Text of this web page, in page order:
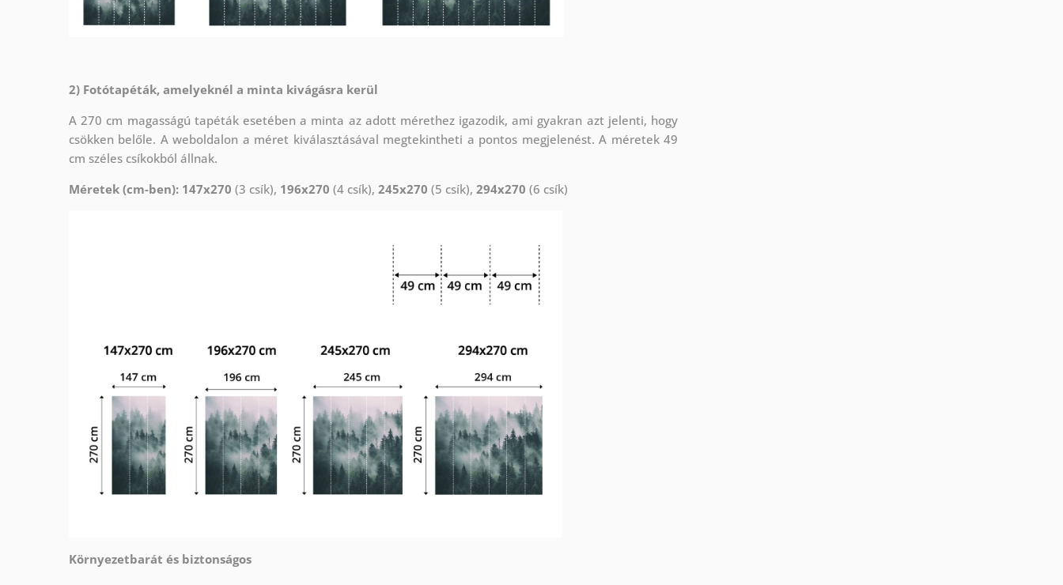
2) Fotótapéták, amelyeknél a minta kivágásra kerül
A 270 cm magasságú tapéták esetében a minta az adott mérethez igazodik, ami gyakran azt jelenti, hogy
csökken belőle. A weboldalon a méret kiválasztásával megtekintheti a pontos megjelenést. A méretek 49
cm széles csíkokból állnak.
Méretek (cm-ben): 147x270 (3 csík), 196x270 (4 csík), 245x270 (5 csík), 294x270 (6 csík)
Környezetbarát és biztonságos